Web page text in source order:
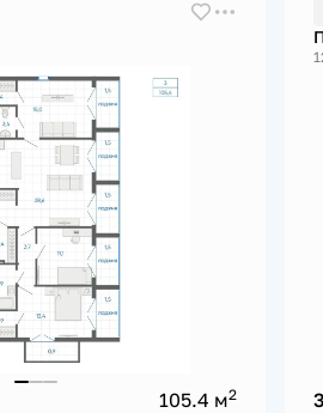
105.4 м2